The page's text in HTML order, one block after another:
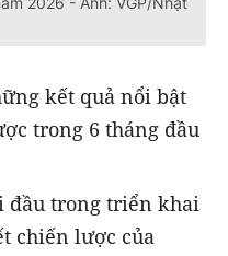
kết quả nổi bật
trong 6 tháng đầu
đầu trong triển khai
chiến lược của